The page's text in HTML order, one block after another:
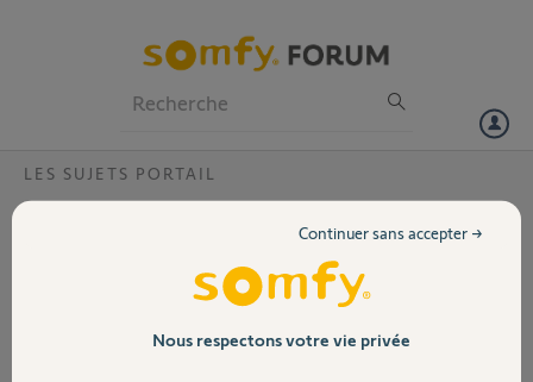
Volet
LES SUJETS PORTAIL
je recherche une centrale de commande
typeFPQ 011000 pour portail S 200 ou un
équivalement ? amicalement
schéma de sortie du connecteurNous respectons votre vie privée
Continuer sans accepter →